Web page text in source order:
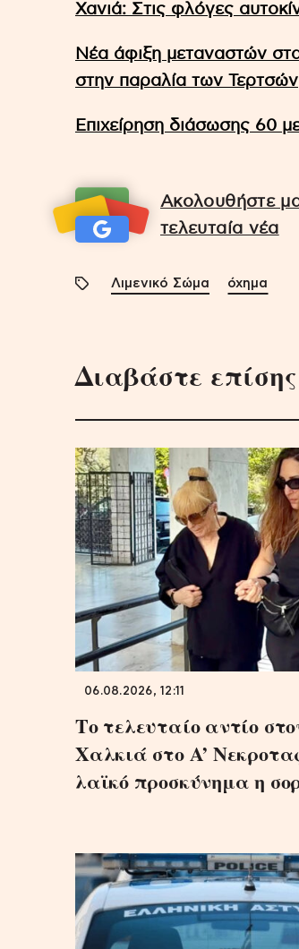
Χανιά: Στις φλόγες
Νέα άφιξη μεταναστών
στην παραλία των Τερτσών
Επιχείρηση διάσωσης 60
Ακολουθήστε
τελευταία νέα
Λιμενικό Σώμα όχημα
Διαβάστε επίσης
06.08.2026, 12:11
Το τελευταίο αντίο
Χαλκιά στο A’
λαϊκό προσκύνημα η